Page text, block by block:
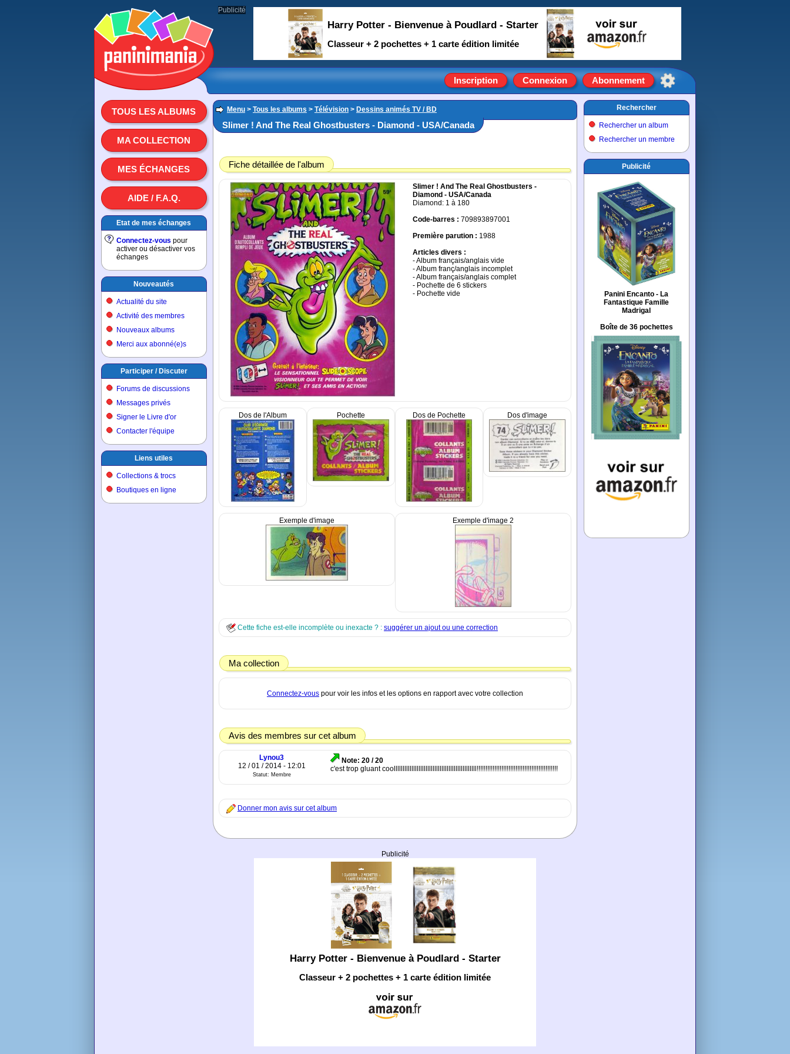
Inscription Connexion Abonnement
TOUS LES ALBUMS
MA COLLECTION
MES ÉCHANGES
AIDE / F.A.Q.
Etat de mes échanges
Connectez-vous pour
activer ou désactiver vos
échanges
Nouveautés
Actualité du site
Activité des membres
Nouveaux albums
Merci aux abonné(e)s
Participer / Discuter
Forums de discussions
Messages privés
Signer le Livre d'or
Contacter l'équipe
Liens utiles
Collections & trocs
Boutiques en ligne
Menu > Tous les albums > Télévision > Dessins animés TV / BD
Slimer ! And The Real Ghostbusters - Diamond - USA/Canada
Fiche détaillée de l'album
Slimer ! And The Real Ghostbusters -
Diamond - USA/Canada
Diamond: 1 à 180
Code-barres : 709893897001
Première parution : 1988
Articles divers :
- Album français/anglais vide
- Album franç/anglais incomplet
- Album français/anglais complet
- Pochette de 6 stickers
- Pochette vide
Dos de l'Album Pochette Dos de Pochette Dos d'image
Exemple d'image Exemple d'image 2
Cette fiche est-elle incomplète ou inexacte ? : suggérer un ajout ou une correction
Ma collection
Connectez-vous pour voir les infos et les options en rapport avec votre collection
Avis des membres sur cet album
Lynou3
12 / 01 / 2014 - 12:01
Statut: Membre
Note: 20 / 20
c'est trop gluant coolllllllllllllllllllllllllllllllllllllllllllllll!!!!!!!!!!!!!!!!!!!!!!!!!!!!!!!!!!!!!!!!!!!!!!
Donner mon avis sur cet album
Publicité
Harry Potter - Bienvenue à Poudlard - Starter
Classeur + 2 pochettes + 1 carte édition limitée
Rechercher
Rechercher un album
Rechercher un membre
Publicité
Panini Encanto - La
Fantastique Famille
Madrigal
Boîte de 36 pochettes
Publicité
Harry Potter - Bienvenue à Poudlard - Starter
Classeur + 2 pochettes + 1 carte édition limitée